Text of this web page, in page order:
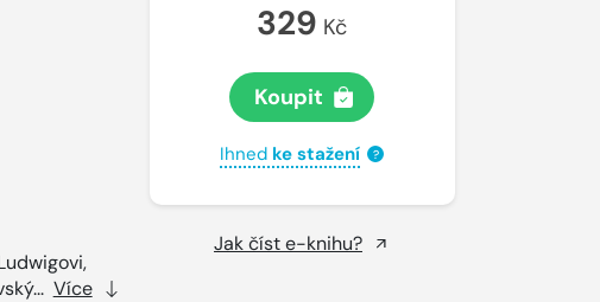
Více
329 Kč
Koupit
Ihned ke stažení ?
Jak číst e-knihu?